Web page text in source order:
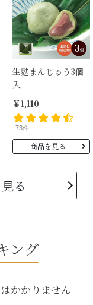
生麩まんじゅう3個
入
￥1,110
73件
商品を見る
る
ング
かかりません